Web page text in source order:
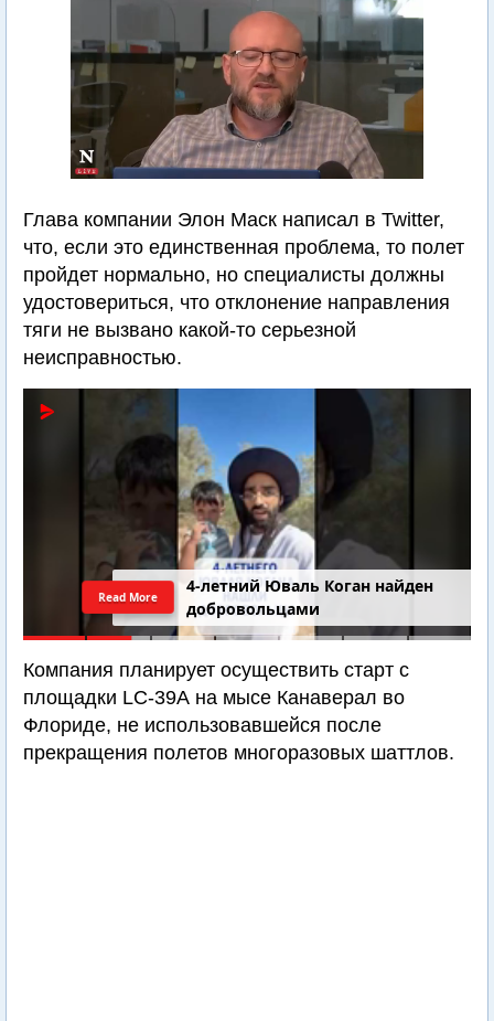
Глава компании Элон Маск написал в Twitter,
что, если это единственная проблема, то полет
пройдет нормально, но специалисты должны
удостовериться, что отклонение направления
тяги не вызвано какой-то серьезной
неисправностью.
4-летний Юваль Коган найден
добровольцами
Read More
Компания планирует осуществить старт с
площадки LC-39А на мысе Канаверал во
Флориде, не использовавшейся после
прекращения полетов многоразовых шаттлов.